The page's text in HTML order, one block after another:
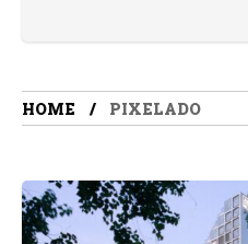
HOME PIXELADO